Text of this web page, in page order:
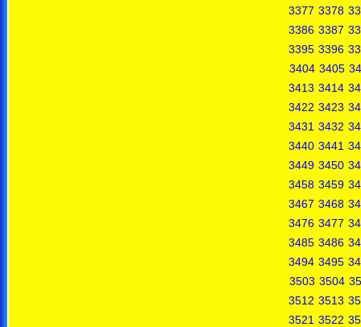
3377 3378
3386 3387
3395 3396
3404 3405
3413 3414
3422 3423
3431 3432
3440 3441
3449 3450
3458 3459
3467 3468
3476 3477
3485 3486
3494 3495
3503 3504
3512 3513
3521 3522